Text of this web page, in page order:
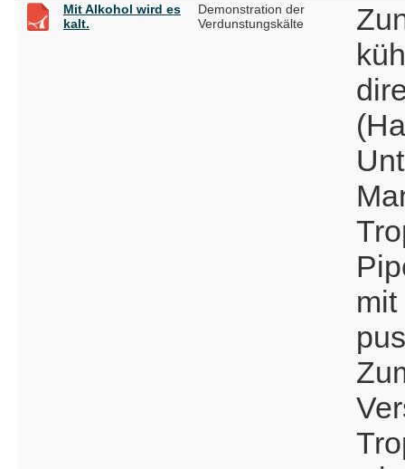
Mit Alkohol wird es
kalt.
Demonstration der
Verdunstungskälte